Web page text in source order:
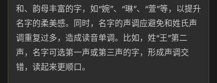
和、韵母丰富的字，如“婉”、“琳”、“萱”等，以提升
名字的柔美感。同时，名字的声调应避免和姓氏声
调重复过多，造成读音单调。比如，姓“王”第二
声，名字可选第一声或第三声的字，形成声调交
错，读起来更顺口。